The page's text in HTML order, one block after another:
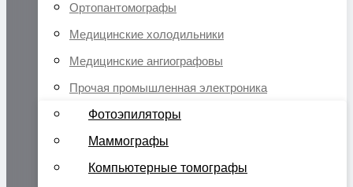
Ортопантомографы
Медицинские холодильники
Медицинские ангиографовы
Прочая промышленная электроника
Фотоэпиляторы
Маммографы
Компьютерные томографы